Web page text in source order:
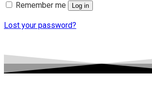
Remember me Log in
Lost your password?